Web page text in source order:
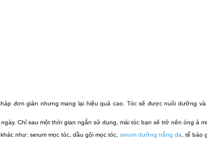
đơn giản nhưng mang lại hiệu quả cao. Tóc sẽ được nuôi dưỡng
Chỉ sau một thời gian ngắn sử dụng, mái tóc bạn sẽ trở nên óng ả
như: serum mọc tóc, dầu gội mọc tóc, serum dưỡng trắng da , tế bào